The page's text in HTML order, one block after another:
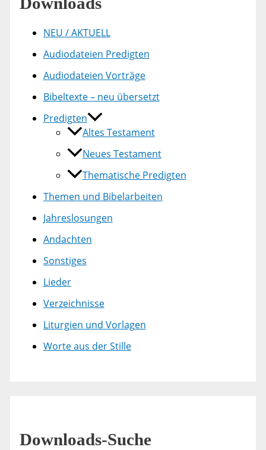
NEU / AKTUELL
Audiodateien Predigten
Audiodateien Vorträge
Bibeltexte – neu übersetzt
Predigten
Altes Testament
Neues Testament
Thematische Predigten
Themen und Bibelarbeiten
Jahreslosungen
Andachten
Sonstiges
Lieder
Verzeichnisse
Liturgien und Vorlagen
Worte aus der Stille
Downloads-Suche